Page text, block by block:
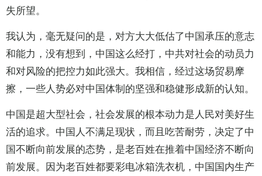
失所望。
我认为，毫无疑问的是，对方大大低估了中国承压的意志
和能力，没有想到，中国这么经打，中共对社会的动员力
和对风险的把控力如此强大。我相信，经过这场贸易摩
擦，一些人势必对中国体制的坚强和稳健形成新的认知。
中国是超大型社会，社会发展的根本动力是人民对美好生
活的追求。中国人不满足现状，而且吃苦耐劳，决定了中
国不断向前发展的态势，是老百姓在推着中国经济不断向
前发展。因为老百姓都要彩电冰箱洗衣机，中国国内生产